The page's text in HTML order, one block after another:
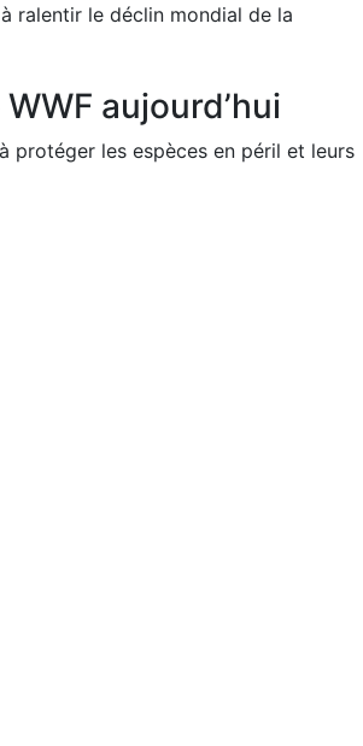
ralentir le déclin mondial de la
aujourd’hui
protéger les espèces en péril et leurs